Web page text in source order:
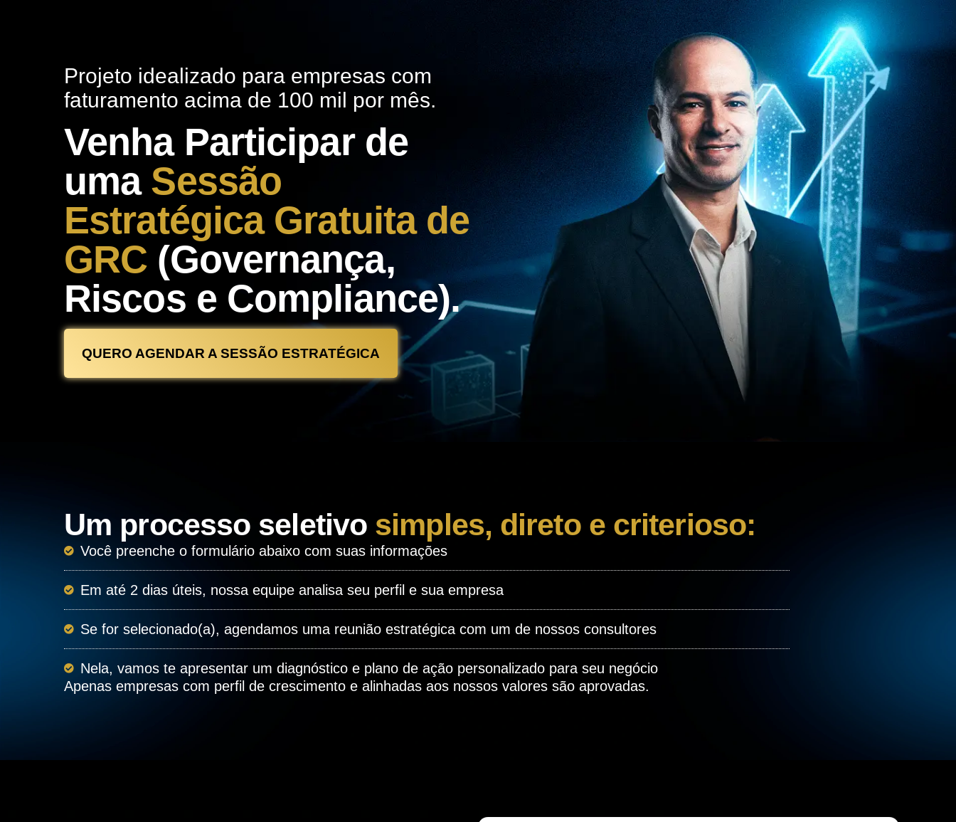
Projeto idealizado para empresas com
faturamento acima de 100 mil por mês.
Venha Participar de
uma Sessão
Estratégica Gratuita de
GRC (Governança,
Riscos e Compliance).
QUERO AGENDAR A SESSÃO ESTRATÉGICA
Um processo seletivo simples, direto e criterioso:
Você preenche o formulário abaixo com suas informações
Em até 2 dias úteis, nossa equipe analisa seu perfil e sua empresa
Se for selecionado(a), agendamos uma reunião estratégica com um de nossos consultores
Nela, vamos te apresentar um diagnóstico e plano de ação personalizado para seu negócio
Apenas empresas com perfil de crescimento e alinhadas aos nossos valores são aprovadas.